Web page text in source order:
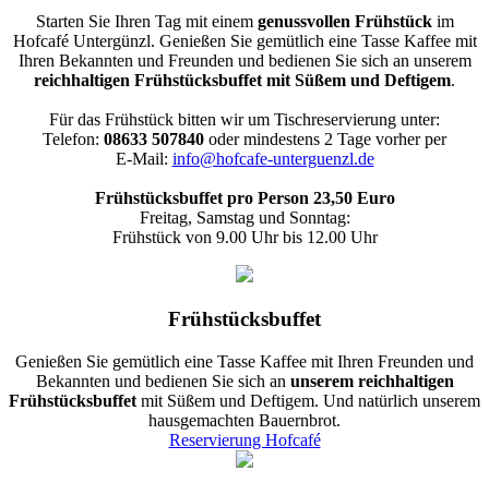
Starten Sie Ihren Tag mit einem genussvollen Frühstückim
Hofcafé Untergünzl. Genießen Sie gemütlich eine Tasse Kaffee mit
Ihren Bekannten und Freunden und bedienen Sie sich an unserem
reichhaltigen Frühstücksbuffet mit Süßem und Deftigem.
Für das Frühstück bitten wir um Tischreservierung unter:
Telefon: 08633 507840 oder mindestens 2 Tage vorher per
E-Mail: info@hofcafe-unterguenzl.de
Frühstücksbuffet pro Person 23,50 Euro
Freitag, Samstag und Sonntag:
Frühstück von 9.00 Uhr bis 12.00 Uhr
Frühstücksbuffet
Genießen Sie gemütlich eine Tasse Kaffee mit Ihren Freunden und
Bekannten und bedienen Sie sich an unserem reichhaltigen
Frühstücksbuffet mit Süßem und Deftigem. Und natürlich unserem
hausgemachten Bauernbrot.
Reservierung Hofcafé